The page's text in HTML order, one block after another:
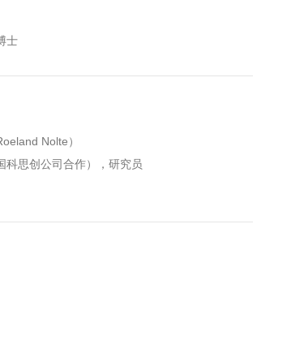
士
Nolte）
科思创公司合作），研究员